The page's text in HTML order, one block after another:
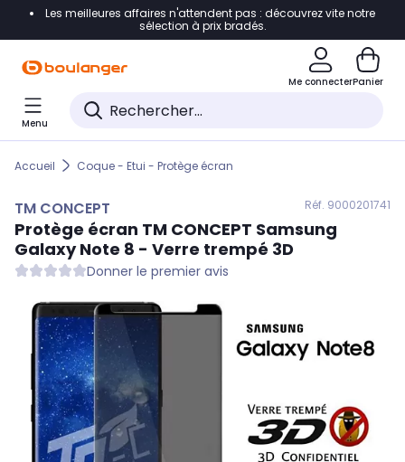
Accéder directement à la navigation
Accéder directement au pied de page
Accéder directement au chatbot
Les meilleures affaires n'attendent pas : découvrez vite notre
sélection à prix bradés.
Me connecterPanier
Menu
Accueil Coque - Etui - Protège écran
TM CONCEPT Réf. 9000201741
Protège écran TM CONCEPT Samsung
Galaxy Note 8 - Verre trempé 3D
Donner le premier avis